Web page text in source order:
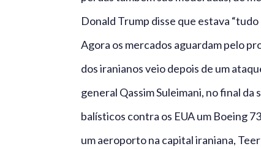
Donald Trump disse que estava
Agora os mercados aguardam pelo
dos iranianos veio depois de um
general Qassim Suleimani, no final da
balísticos contra os EUA um Boeing
um aeroporto na capital iraniana,